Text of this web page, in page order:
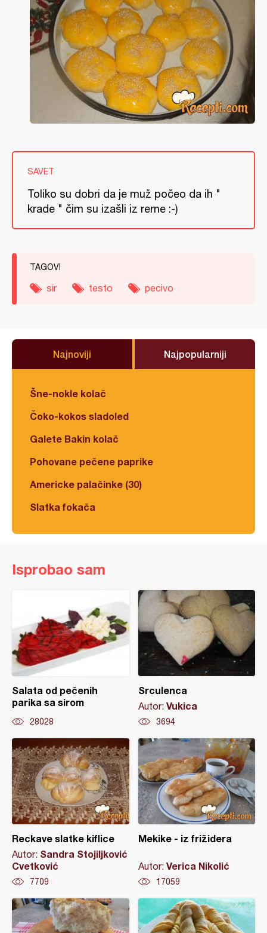
SAVET
Toliko su dobri da je muž počeo da ih "
krade " čim su izašli iz rerne :-)
TAGOVI
sir testo pecivo
Najnoviji Najpopularniji
Šne-nokle kolač
Čoko-kokos sladoled
Galete Bakin kolač
Pohovane pečene paprike
Americke palačinke (30)
Slatka fokača
Isprobao sam
Salata od pečenih
parika sa sirom
28028
Srculenca
Autor: Vukica
3694
Reckave slatke kiflice
Autor: Sandra Stojiljković
Cvetković
7709
Mekike - iz frižidera
Autor: Verica Nikolić
17059